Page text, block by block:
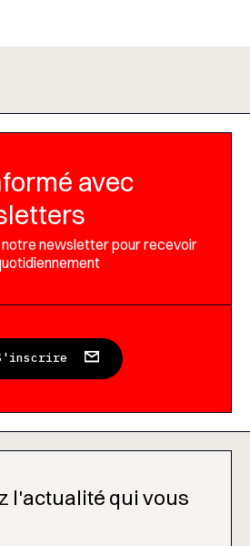
avec
newsletter pour recevoir
l'actualité qui vous